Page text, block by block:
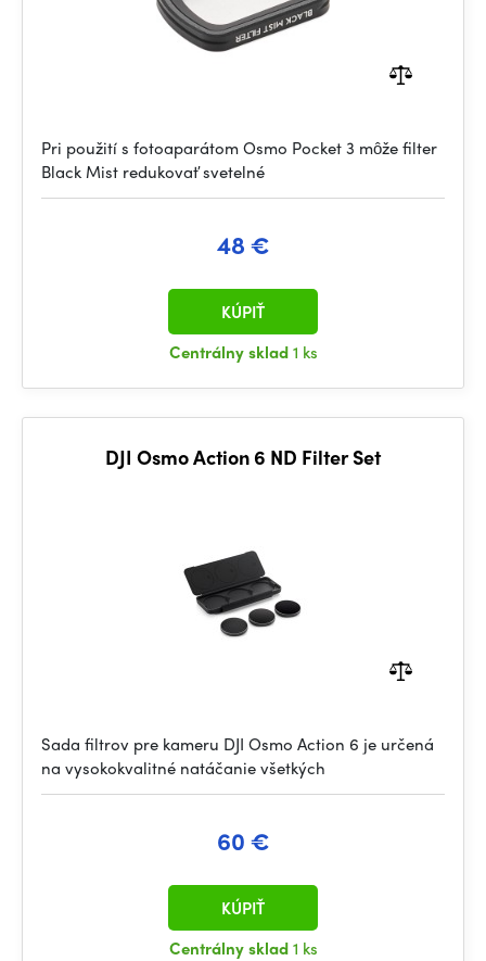
Pri použití s fotoaparátom Osmo Pocket 3 môže filter
Black Mist redukovať svetelné
48 €
Centrálny sklad1 ks
KÚPIŤ
DJI Osmo Action 6 ND Filter Set
Sada filtrov pre kameru DJI Osmo Action 6 je určená
na vysokokvalitné natáčanie všetkých
60 €
Centrálny sklad1 ks
KÚPIŤ